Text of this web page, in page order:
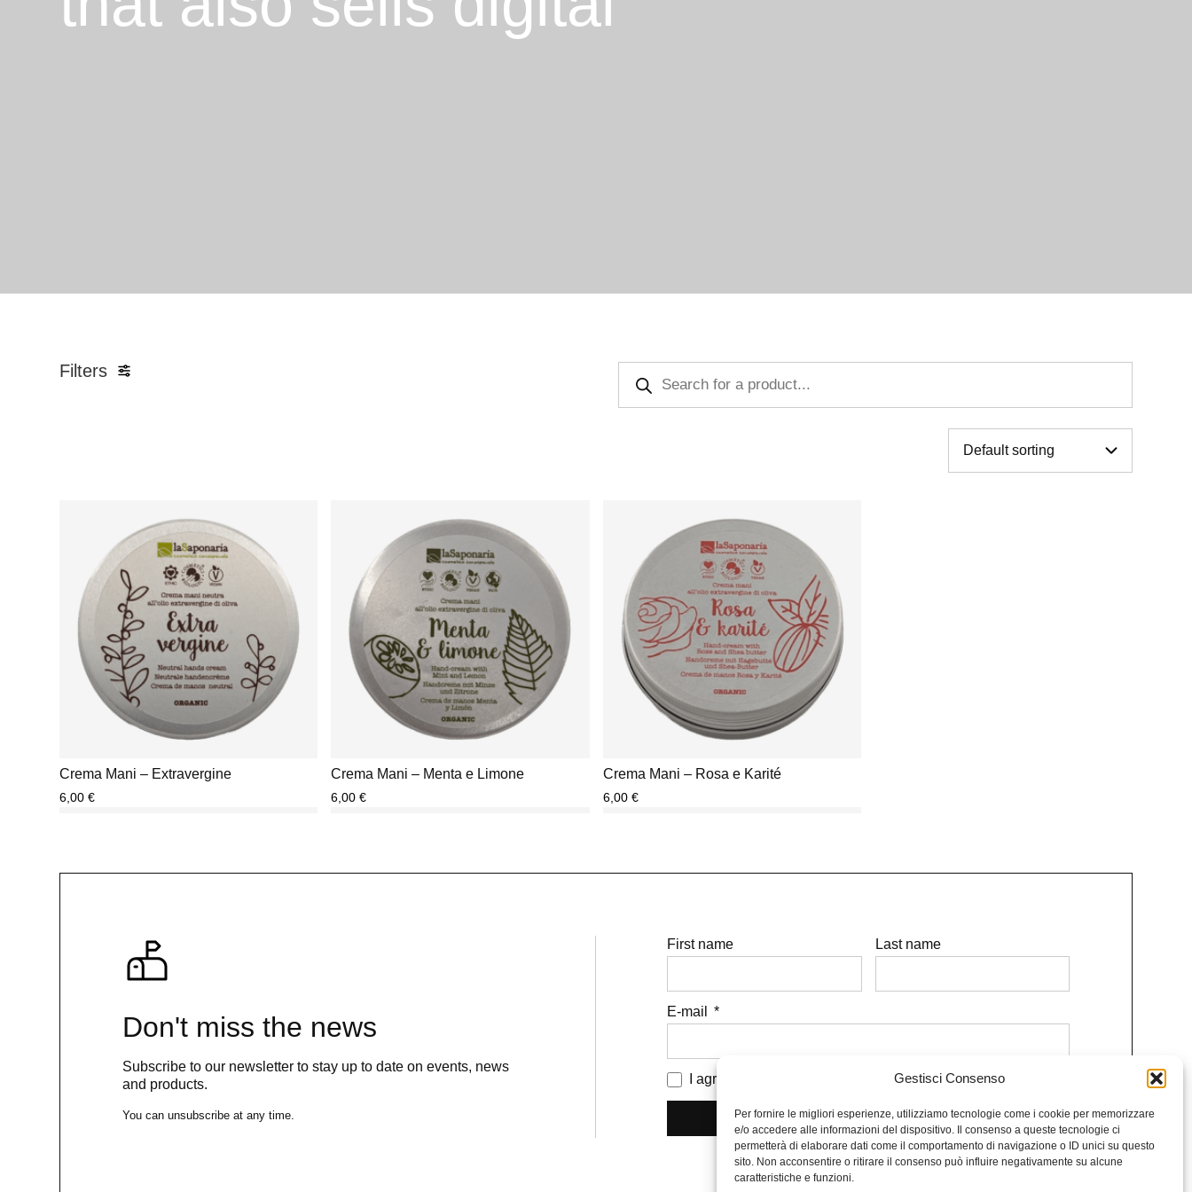
Gestisci Consenso
Per fornire le migliori esperienze, utilizziamo tecnologie come i cookie per memorizzare
e/o accedere alle informazioni del dispositivo. Il consenso a queste tecnologie ci
permetterà di elaborare dati come il comportamento di navigazione o ID unici su questo
sito. Non acconsentire o ritirare il consenso può influire negativamente su alcune
caratteristiche e funzioni.
Filters
Crema Mani – Extravergine
6,00€
Crema Mani – Menta e Limone
6,00€
Crema Mani – Rosa e Karité
6,00 €
Don't miss the news
Subscribe to our newsletter to stay up to date on events, news
and products.
You can unsubscribe at any time.
First name Last name
E-mail
I agree to terms and conditions.
Subscribe to the newsletter